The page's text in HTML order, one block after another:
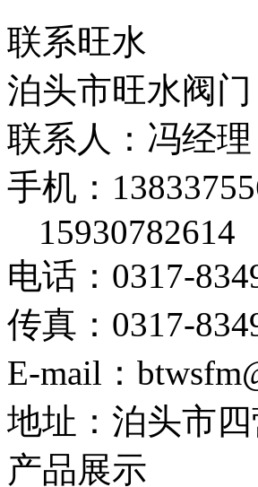
联系旺水
泊头市旺水阀门
联系人：冯经理
手机：
15930782614
电话：0317-
传真：0317-
E-mail：
地址：泊头市
产品展示